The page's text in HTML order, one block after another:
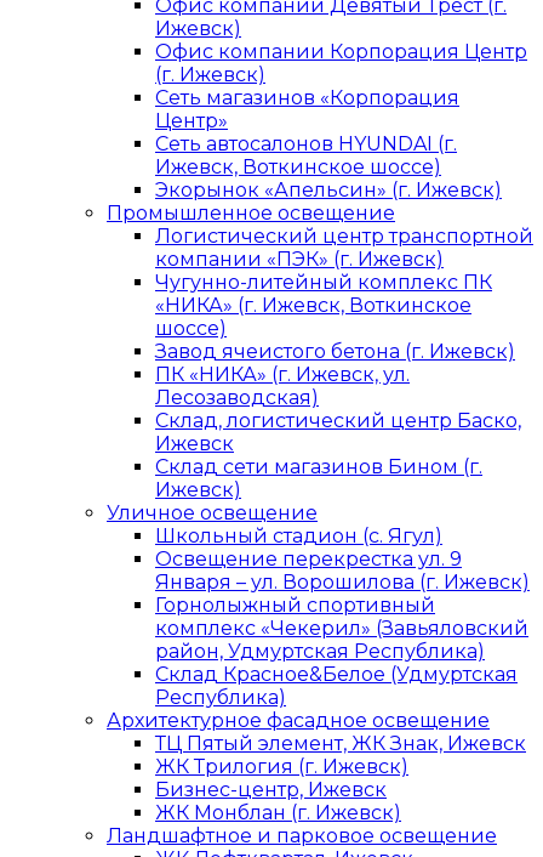
Офис компании Девятый Трест (г.
Ижевск)
Офис компании Корпорация Центр
(г. Ижевск)
Сеть магазинов «Корпорация
Центр»
Сеть автосалонов HYUNDAI (г.
Ижевск, Воткинское шоссе)
Экорынок «Апельсин» (г. Ижевск)
Промышленное освещение
Логистический центр транспортной
компании «ПЭК» (г. Ижевск)
Чугунно-литейный комплекс ПК
«НИКА» (г. Ижевск, Воткинское
шоссе)
Завод ячеистого бетона (г. Ижевск)
ПК «НИКА» (г. Ижевск, ул.
Лесозаводская)
Склад, логистический центр Баско,
Ижевск
Склад сети магазинов Бином (г.
Ижевск)
Уличное освещение
Школьный стадион (с. Ягул)
Освещение перекрестка ул. 9
Января – ул. Ворошилова (г. Ижевск)
Горнолыжный спортивный
комплекс «Чекерил» (Завьяловский
район, Удмуртская Республика)
Склад Красное&Белое (Удмуртская
Республика)
Архитектурное фасадное освещение
ТЦ Пятый элемент, ЖК Знак, Ижевск
ЖК Трилогия (г. Ижевск)
Бизнес-центр, Ижевск
ЖК Монблан (г. Ижевск)
Ландшафтное и парковое освещение